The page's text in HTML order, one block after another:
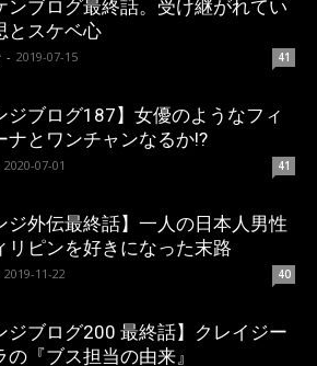
ンブログ最終話。受け継がれてい
とスケベ心
- 2019-07-15 41
ジブログ187】女優のようなフィ
ナとワンチャンなるか!?
2020-07-01 41
ジ外伝最終話】一人の日本人男性
リピンを好きになった末路
2019-11-22 40
ジブログ200 最終話】クレイジー
の『ブス担当の由来』